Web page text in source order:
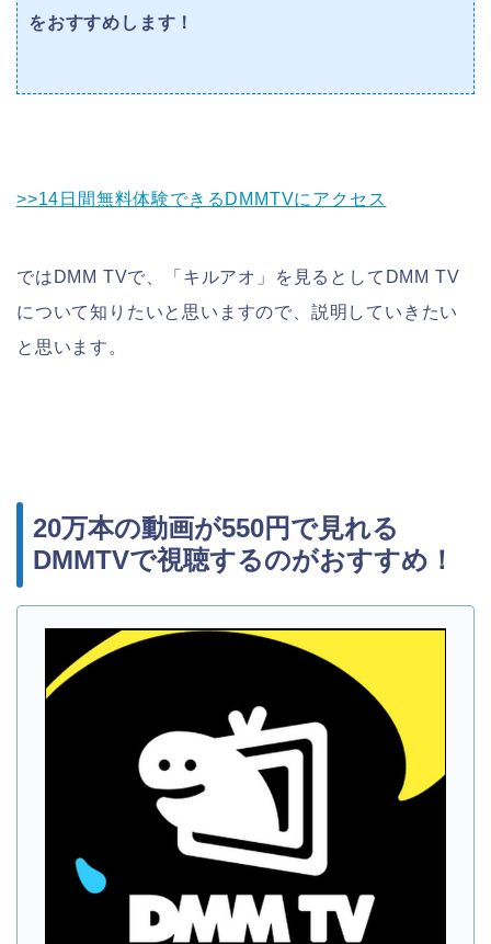
をおすすめします！
>>14日間無料体験できるDMMTVにアクセス
ではDMM TVで、「キルアオ」を見るとしてDMM TV
について知りたいと思いますので、説明していきたい
と思います。
20万本の動画が550円で見れる
DMMTVで視聴するのがおすすめ！